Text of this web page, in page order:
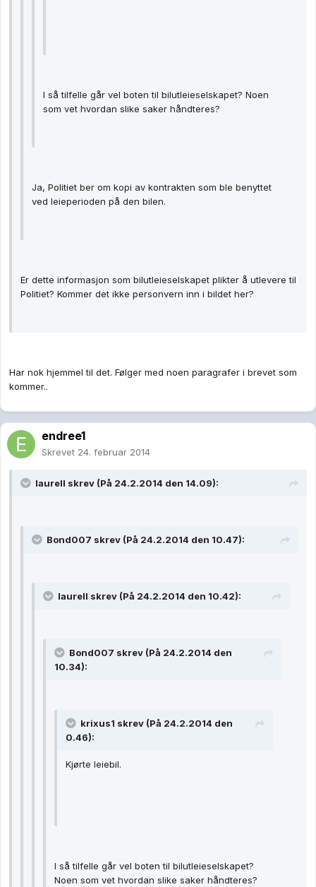
I så tilfelle går vel boten til bilutleieselskapet? Noen
som vet hvordan slike saker håndteres?
Ja, Politiet ber om kopi av kontrakten som ble benyttet
ved leieperioden på den bilen.
Er dette informasjon som bilutleieselskapet plikter å utlevere til
Politiet? Kommer det ikke personvern inn i bildet her?
Har nok hjemmel til det. Følger med noen paragrafer i brevet som
kommer..
endree1
Skrevet 24. februar 2014
laurell skrev (På 24.2.2014 den 14.09):
Bond007 skrev (På 24.2.2014 den 10.47):
laurell skrev (På 24.2.2014 den 10.42):
Bond007 skrev (På 24.2.2014 den
10.34):
krixus1 skrev (På 24.2.2014 den
0.46):
Kjørte leiebil.
I så tilfelle går vel boten til bilutleieselskapet?
Noen som vet hvordan slike saker håndteres?